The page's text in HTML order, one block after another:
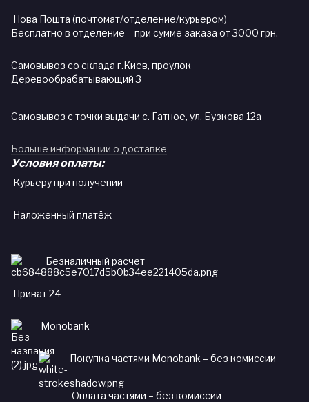
Нова Пошта (почтомат/отделение/курьером)
Бесплатно в отделение – при сумме заказа от 3000 грн.
Самовывоз со склада г.Киев, проулок
Деревообрабатывающий 3
Самовывоз с точки выдачи с. Гатное, ул. Бузкова 12а
Больше информации о доставке
Условия оплаты:
Курьеру при получении
Наложенный платёж
Безналичный расчет
Приват 24
Monobank
Покупка частями Monobank – без комиссии
Оплата частями – без комиссии